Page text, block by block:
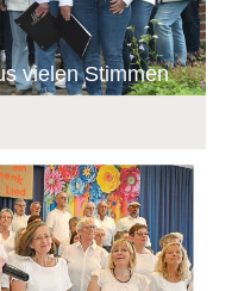
vielen Stimmen